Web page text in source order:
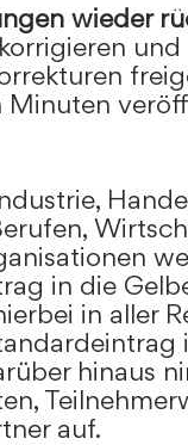
wieder
Minuten
in die
in aller
hinaus
auf.